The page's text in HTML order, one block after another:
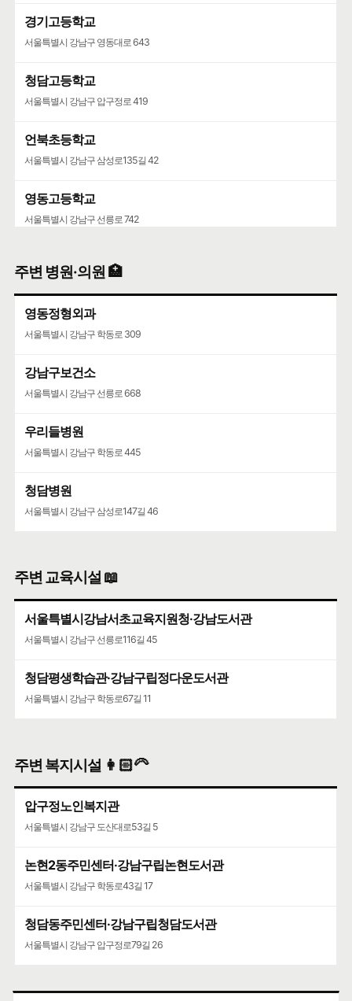
경기고등학교
서울특별시 강남구 영동대로 643
청담고등학교
서울특별시 강남구 압구정로 419
언북초등학교
서울특별시 강남구 삼성로135길 42
영동고등학교
서울특별시 강남구 선릉로 742
서울특별시 강남구 압구정로61길 36
주변 병원·의원 🏥
영동정형외과
서울특별시 강남구 학동로 309
강남구보건소
서울특별시 강남구 선릉로 668
우리들병원
서울특별시 강남구 학동로 445
청담병원
서울특별시 강남구 삼성로147길 46
주변 교육시설 📖
서울특별시강남서초교육지원청·강남도서관
서울특별시 강남구 선릉로116길 45
청담평생학습관·강남구립정다운도서관
서울특별시 강남구 학동로67길 11
주변 복지시설 👩🏻‍🦳
압구정노인복지관
서울특별시 강남구 도산대로53길 5
논현2동주민센터·강남구립논현도서관
서울특별시 강남구 학동로43길 17
청담동주민센터·강남구립청담도서관
서울특별시 강남구 압구정로79길 26